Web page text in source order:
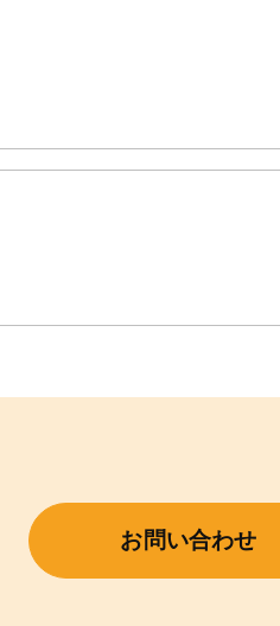
お問い合わせ